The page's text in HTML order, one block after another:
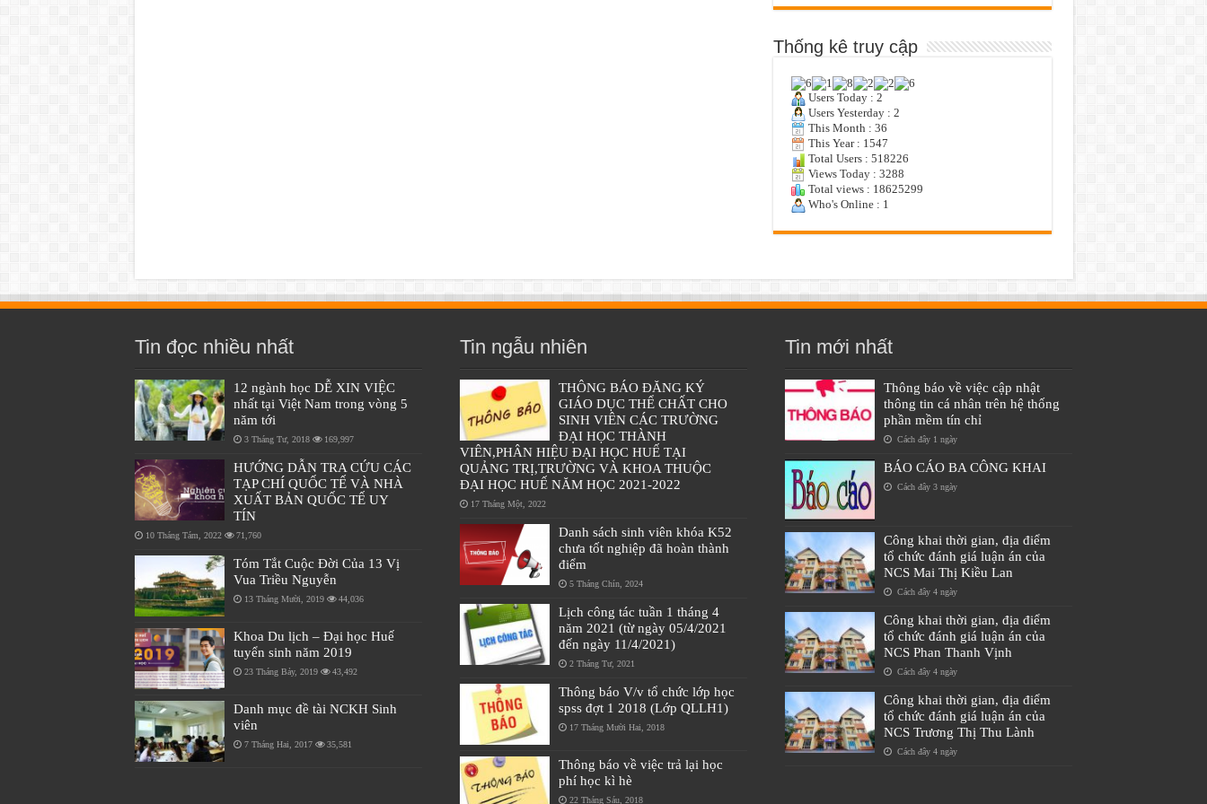
Thống kê truy cập
Users Today : 2
Users Yesterday : 2
This Month : 36
This Year : 1547
Total Users : 518226
Views Today : 3288
Total views : 18625299
Who's Online : 1
Tin đọc nhiều nhất
12 ngành học DỄ XIN VIỆC
nhất tại Việt Nam trong vòng 5
năm tới
3 Tháng Tư, 2018 169,997
HƯỚNG DẪN TRA CỨU CÁC
TẠP CHÍ QUỐC TẾ VÀ NHÀ
XUẤT BẢN QUỐC TẾ UY
TÍN
10 Tháng Tám, 2022 71,760
Tóm Tắt Cuộc Đời Của 13 Vị
Vua Triều Nguyễn
13 Tháng Mười, 2019 44,036
Khoa Du lịch – Đại học Huế
tuyển sinh năm 2019
23 Tháng Bảy, 2019 43,492
Danh mục đề tài NCKH Sinh
viên
7 Tháng Hai, 2017 35,581
Tin ngẫu nhiên
THÔNG BÁO ĐĂNG KÝ
GIÁO DỤC THỂ CHẤT CHO
SINH VIÊN CÁC TRƯỜNG
ĐẠI HỌC THÀNH
VIÊN,PHÂN HIỆU ĐẠI HỌC HUẾ TẠI
QUẢNG TRỊ,TRƯỜNG VÀ KHOA THUỘC
ĐẠI HỌC HUẾ NĂM HỌC 2021-2022
17 Tháng Một, 2022
Danh sách sinh viên khóa K52
chưa tốt nghiệp đã hoàn thành
điểm
5 Tháng Chín, 2024
Lịch công tác tuần 1 tháng 4
năm 2021 (từ ngày 05/4/2021
đến ngày 11/4/2021)
2 Tháng Tư, 2021
Thông báo V/v tổ chức lớp học
spss đợt 1 2018 (Lớp QLLH1)
17 Tháng Mười Hai, 2018
Thông báo về việc trả lại học
phí học kì hè
22 Tháng Sáu, 2018
Tin mới nhất
Thông báo về việc cập nhật
thông tin cá nhân trên hệ thống
phần mềm tín chỉ
Cách đây 1 ngày
BÁO CÁO BA CÔNG KHAI
Cách đây 3 ngày
Công khai thời gian, địa điểm
tổ chức đánh giá luận án của
NCS Mai Thị Kiều Lan
Cách đây 4 ngày
Công khai thời gian, địa điểm
tổ chức đánh giá luận án của
NCS Phan Thanh Vịnh
Cách đây 4 ngày
Công khai thời gian, địa điểm
tổ chức đánh giá luận án của
NCS Trương Thị Thu Lành
Cách đây 4 ngày